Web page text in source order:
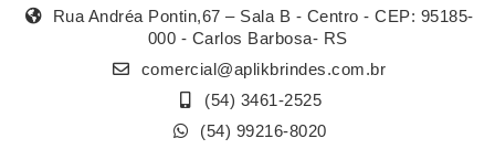
Rua Andréa Pontin,67 – Sala B - Centro - CEP: 95185-
000 - Carlos Barbosa- RS
comercial@aplikbrindes.com.br
(54) 3461-2525
(54) 99216-8020